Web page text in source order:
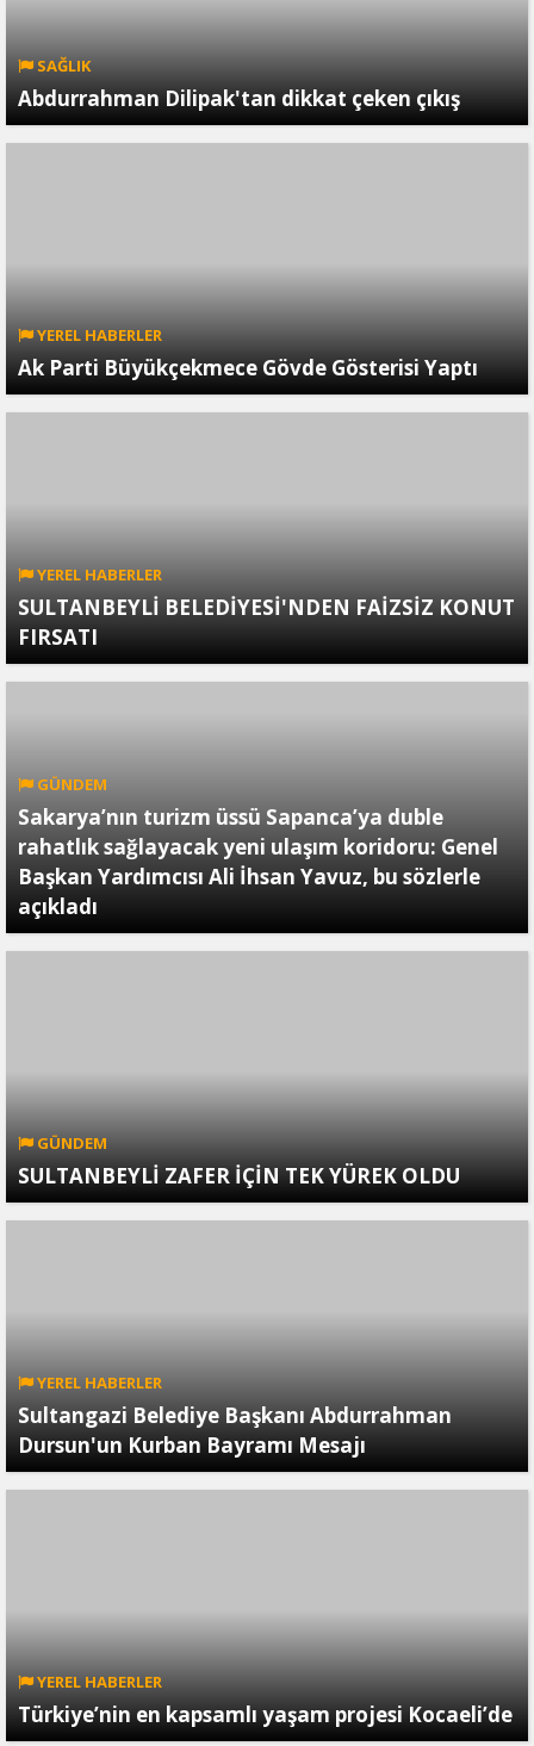
SAĞLIK
Abdurrahman Dilipak'tan dikkat çeken çıkış
YEREL HABERLER
Ak Parti Büyükçekmece Gövde Gösterisi Yaptı
YEREL HABERLER
SULTANBEYLİ BELEDİYESİ'NDEN FAİZSİZ KONUT
FIRSATI
GÜNDEM
Sakarya’nın turizm üssü Sapanca’ya duble
rahatlık sağlayacak yeni ulaşım koridoru: Genel
Başkan Yardımcısı Ali İhsan Yavuz, bu sözlerle
açıkladı
GÜNDEM
SULTANBEYLİ ZAFER İÇİN TEK YÜREK OLDU
YEREL HABERLER
Sultangazi Belediye Başkanı Abdurrahman
Dursun'un Kurban Bayramı Mesajı
YEREL HABERLER
Türkiye’nin en kapsamlı yaşam projesi Kocaeli’de